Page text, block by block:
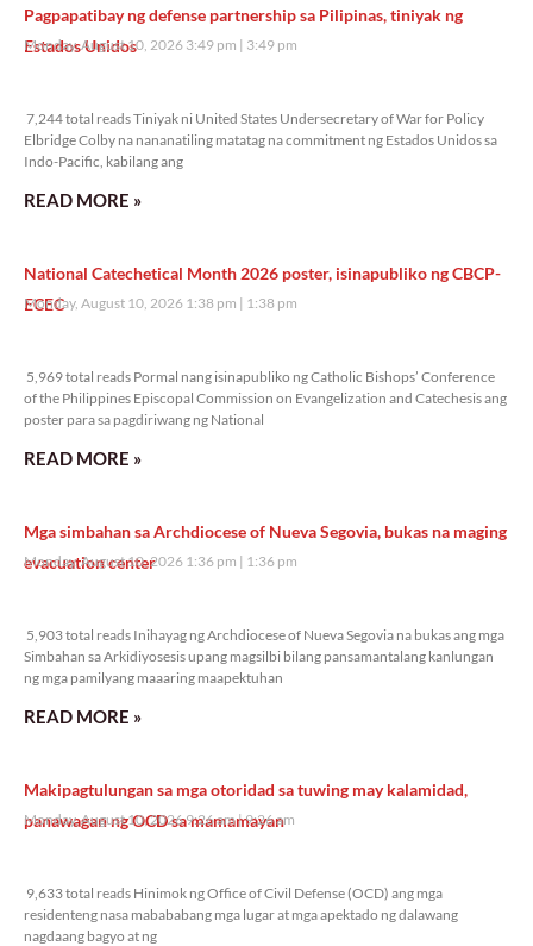
Pagpapatibay ng defense partnership sa Pilipinas, tiniyak ng
Estados Unidos
Monday, August 10, 2026 3:49 pm 3:49 pm
7,244 total reads Tiniyak ni United States Undersecretary of War for Policy
Elbridge Colby na nananatiling matatag na commitment ng Estados Unidos sa
Indo-Pacific, kabilang ang
READ MORE »
National Catechetical Month 2026 poster, isinapubliko ng CBCP-
ECEC
Monday, August 10, 2026 1:38 pm 1:38 pm
5,969 total reads Pormal nang isinapubliko ng Catholic Bishops’ Conference
of the Philippines Episcopal Commission on Evangelization and Catechesis ang
poster para sa pagdiriwang ng National
READ MORE »
Mga simbahan sa Archdiocese of Nueva Segovia, bukas na maging
evacuation center
Monday, August 10, 2026 1:36 pm 1:36 pm
5,903 total reads Inihayag ng Archdiocese of Nueva Segovia na bukas ang mga
Simbahan sa Arkidiyosesis upang magsilbi bilang pansamantalang kanlungan
ng mga pamilyang maaaring maapektuhan
READ MORE »
Makipagtulungan sa mga otoridad sa tuwing may kalamidad,
panawagan ng OCD sa mamamayan
Monday, August 10, 2026 9:26 am 9:26 am
9,633 total reads Hinimok ng Office of Civil Defense (OCD) ang mga
residenteng nasa mabababang mga lugar at mga apektado ng dalawang
nagdaang bagyo at ng